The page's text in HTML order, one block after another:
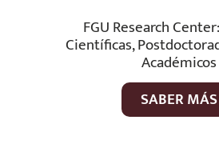
FGU Research
Científicas,
Académicos
SABER MÁS